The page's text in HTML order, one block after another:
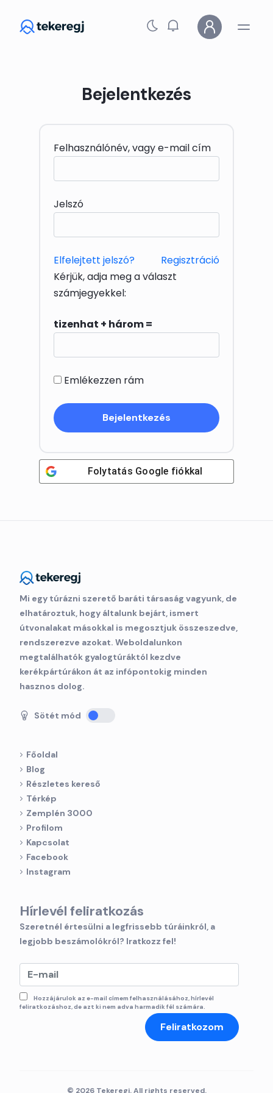
Bejelentkezés
Felhasználónév, vagy e-mail cím
Jelszó
Elfelejtett jelszó?
Regisztráció
Kérjük, adja meg a választ
számjegyekkel:
tizenhat + három =
Emlékezzen rám
Folytatás Google fiókkal
Mi egy túrázni szerető baráti társaság vagyunk, de
elhatároztuk, hogy általunk bejárt, ismert
útvonalakat másokkal is megosztjuk összeszedve,
rendszerezve azokat. Weboldalunkon
megtalálhatók gyalogtúráktól kezdve
kerékpártúrákon át az infópontokig minden
hasznos dolog.
Sötét mód
Főoldal
Blog
Részletes kereső
Térkép
Zemplén 3000
Profilom
Kapcsolat
Facebook
Instagram
Hírlevél feliratkozás
Szeretnél értesülni a legfrissebb túráinkról, a
legjobb beszámolókról? Iratkozz fel!
Hozzájárulok az e-mail címem felhasználásához, hírlevél
feliratkozáshoz, de azt ki nem adva harmadik fél számára.
Feliratkozom
© 2026 Tekeregj. All rights reserved.